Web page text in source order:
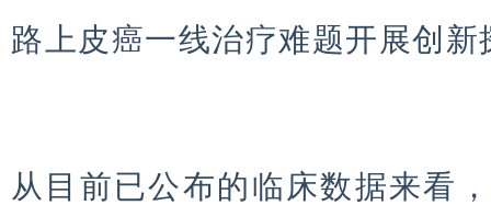
路上皮癌一线治疗难题开展创新
从目前已公布的临床数据来看